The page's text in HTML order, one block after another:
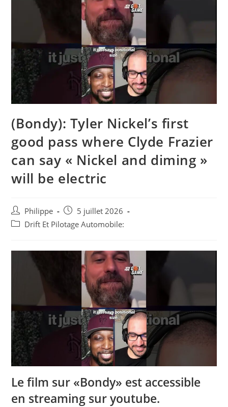
(Bondy): Tyler Nickel’s first
good pass where Clyde Frazier
can say « Nickel and diming »
will be electric
Auteur/autrice
de
Philippe
Post
published:
5 juillet 2026
PostDrift Et Pilotage Automobile:
Le film sur «Bondy» est accessible
en streaming sur youtube.